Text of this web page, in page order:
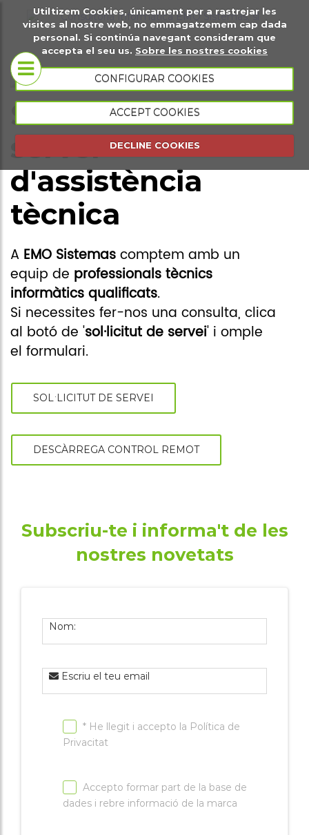
Utiltizem Cookies, únicament per a rastrejar les
visites al nostre web, no emmagatzemem cap dada
personal. Si continúa navegant consideram que
accepta el seu us. Sobre les nostres cookies
CONFIGURAR COOKIES
ACCEPT COOKIES
DECLINE COOKIES
Sobre
nosaltres
Coneix-nos
Portfoli
Pàgines web
Botigues
virtuals
Plana web
presencial
Plana web
comercial
associacions
Cita online
Sol·licitut de
servei
d'assistència
tècnica
A EMO Sistemascomptem amb un
equip de professionals tècnics
informàtics qualificats.
Si necessites fer-nos una consulta, clica
al botó de 'sol·licitut de servei' i omple
el formulari.
SOL·LICITUT DE SERVEI
DESCÀRREGA CONTROL REMOT
Subscriu-te i informa't de les
nostres novetats
Nom:
Escriu el teu email
* He llegit i accepto la Política de
Privacitat
Accepto formar part de la base de
dades i rebre informació de la marca